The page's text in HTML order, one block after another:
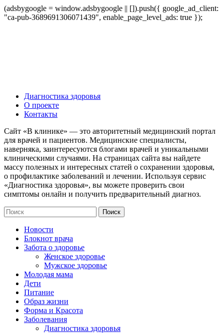
(adsbygoogle = window.adsbygoogle || []).push({ google_ad_client:
"ca-pub-3689691306071439", enable_page_level_ads: true });
Диагностика здоровья
О проекте
Контакты
Сайт «В клинике» — это авторитетный медицинский портал
для врачей и пациентов. Медицинские специалисты,
наверняка, заинтересуются блогами врачей и уникальными
клиническими случаями. На страницах сайта вы найдете
массу полезных и интересных статей о сохранении здоровья,
о профилактике заболеваний и лечении. Используя сервис
«Диагностика здоровья», вы можете проверить свои
симптомы онлайн и получить предварительный диагноз.
Новости
Блокнот врача
Забота о здоровье
Женское здоровье
Мужское здоровье
Молодая мама
Дети
Питание
Образ жизни
Форма и Красота
Заболевания
Диагностика здоровья